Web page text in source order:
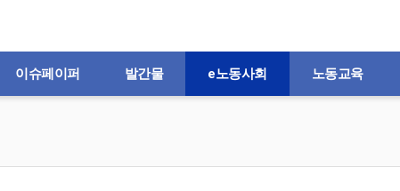
이슈페이퍼 발간물 e노동사회 노동교육